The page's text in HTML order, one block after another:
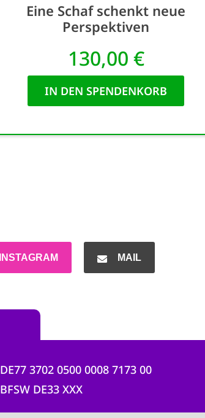
Eine Schaf schenkt neue
Perspektiven
130,00 €
IN DEN SPENDENKORB
INSTAGRAM MAIL
DE77 3702 0500 0008 7173 00
BFSW DE33 XXX